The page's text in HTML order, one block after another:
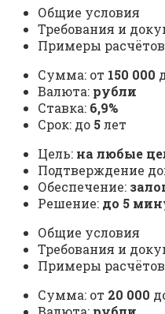
Общие условия
Требования и
Примеры расчётов
Сумма: от 150 000
Валюта: рубли
Ставка: 6,9%
Срок: до 5лет
Цель: на любые
Подтверждение
Обеспечение:
Решение: до 5
Общие условия
Требования и
Примеры расчётов
Сумма: от 20 000